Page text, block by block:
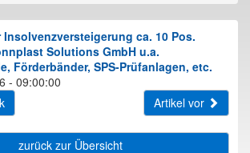
Insolvenzversteigerung ca. 10 Pos.
Solutions GmbH u.a.
Förderbänder, SPS-Prüfanlagen, etc.
- 09:00:00
Artikel vor
zurück zur Übersicht